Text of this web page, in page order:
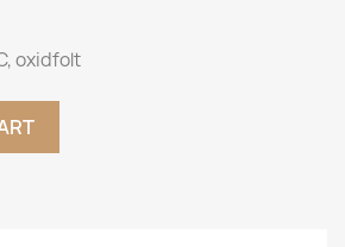
oxidfolt